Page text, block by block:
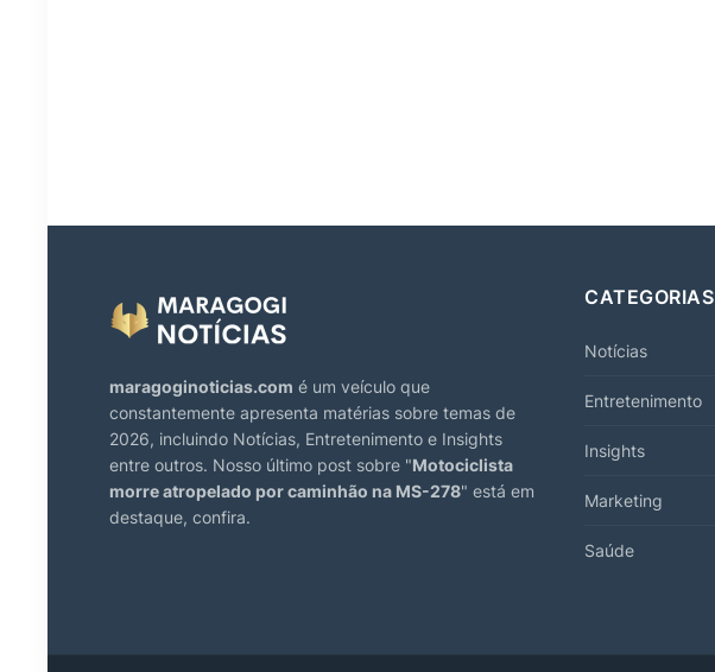
maragoginoticias.com é um veículo que
constantemente apresenta matérias sobre temas de
2026, incluindo Notícias, Entretenimento e Insights
entre outros. Nosso último post sobre "Motociclista
morre atropelado por caminhão na MS-278" está em
destaque, confira.
CATEGORIAS
Notícias
Entretenimento
Insights
Marketing
Saúde